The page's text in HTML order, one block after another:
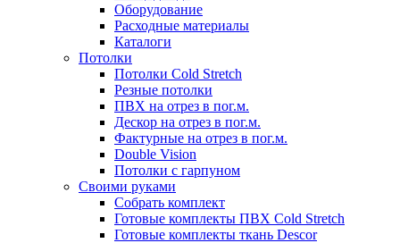
Оборудование
Расходные материалы
Каталоги
Потолки
Потолки Cold Stretch
Резные потолки
ПВХ на отрез в пог.м.
Дескор на отрез в пог.м.
Фактурные на отрез в пог.м.
Double Vision
Потолки с гарпуном
Своими руками
Собрать комплект
Готовые комплекты ПВХ Cold Stretch
Готовые комплекты ткань Descor